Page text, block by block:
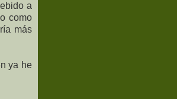
a
como
más
ya he